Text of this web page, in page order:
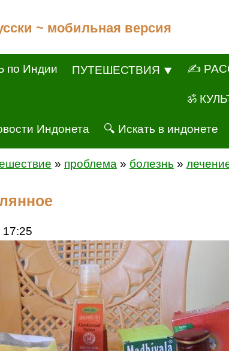
~ мобильная версия
по Индии ПУТЕШЕСТВИЯ ⯆ ✍
ॐ
Индонета 🔍 Искать в индонете
» проблема » болезнь »
17:25